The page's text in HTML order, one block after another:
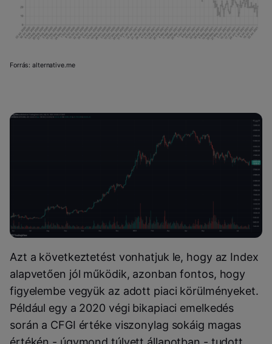
Forrás: alternative.me
Azt a következtetést vonhatjuk le, hogy az Index
alapvetően jól működik, azonban fontos, hogy
figyelembe vegyük az adott piaci körülményeket.
Például egy a 2020 végi bikapiaci emelkedés
során a CFGI értéke viszonylag sokáig magas